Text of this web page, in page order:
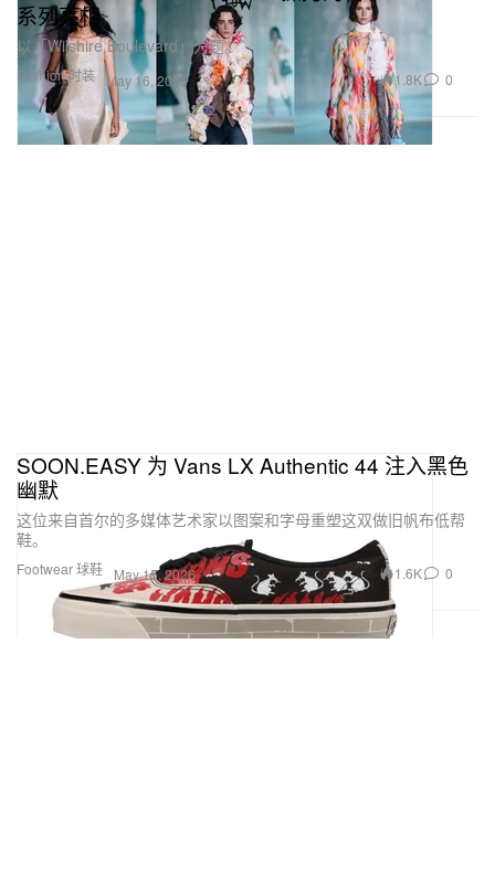
Fashion 时装
系列亮相
以「Wilshire Boulevard」为题。
May 16, 2026 1.8K 0
Footwear 球鞋
SOON.EASY 为 Vans LX Authentic 44 注入黑色
幽默
这位来自首尔的多媒体艺术家以图案和字母重塑这双做旧帆布低帮
鞋。
May 15, 2026 1.6K 0